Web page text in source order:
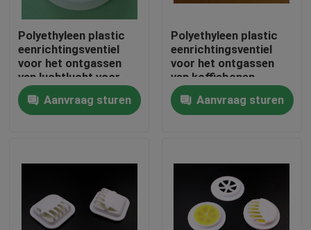
Producten
Polyethyleen plastic
eenrichtingsventiel
voor het ontgassen
van luchtlucht voor
het verpakken van
koffiebonen met filter
Aanvraag sturen
Polyethyleen plastic
eenrichtingsventiel
voor het ontgassen
van koffiebonen
Aanvraag sturen